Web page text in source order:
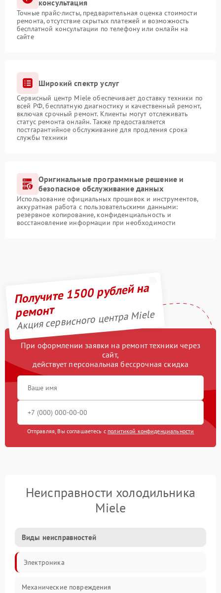
консультация
Точные прайс-листы, предварительная оценка стоимости
ремонта, отсутствие скрытых платежей и возможность
бесплатной консультации по телефону или онлайн на
сайте
Широкий спектр услуг
Сервисный центр Miele обеспечивает доставку техники по
всей РФ, бесплатную диагностику и качественный ремонт,
включая срочный ремонт. Клиенты могут отслеживать
статус ремонта онлайн. Также предоставляется
постгарантийное обслуживание для продления срока
службы техники
Оригинальные программные решение и
безопасное обслуживание данных
Использование официальных прошивок и инструментов,
аккуратная работа с пользовательскими данными:
резервное копирование, конфиденциальность и
восстановление информации при необходимости
Получите 1500 рублей на
ремонт
Акция сервисного центра Miele
При оформлении заявки на ремонт техники через
сайт,
действует персональная бессрочная скидка
Отправляя, Вы соглашаетесь с политикой конфиденциальности
Неисправности холодильника
Miele
Виды неисправностей
Электроника
Механические повреждения